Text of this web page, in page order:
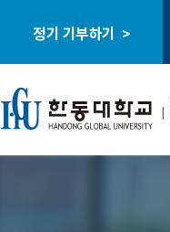
정기 기부하기 >
ㅣ